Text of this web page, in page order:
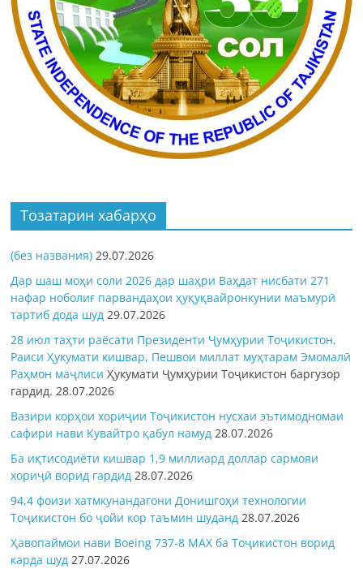
Тозатарин хабарҳо
(без названия) 29.07.2026
Дар шаш моҳи соли 2026 дар шаҳри Ваҳдат нисбати 271
нафар ноболиғ парвандаҳои ҳуқуқвайронкунии маъмурӣ
тартиб дода шуд 29.07.2026
28 июл таҳти раёсати Президенти Ҷумҳурии Тоҷикистон,
Раиси Ҳукумати кишвар, Пешвои миллат муҳтарам Эмомалӣ
Раҳмон маҷлисиҲукумати Ҷумҳурии Тоҷикистон баргузор
гардид.28.07.2026
Вазири корҳои хориҷии Тоҷикистон нусхаи эътимодномаи
сафири нави Кувайтро қабул намуд 28.07.2026
Ба иқтисодиёти кишвар 1,9 миллиард доллар сармояи
хориҷӣ ворид гардид 28.07.2026
94,4 фоизи хатмкунандагони Донишгоҳи технологии
Тоҷикистон бо ҷойи кор таъмин шуданд 28.07.2026
Ҳавопаймои нави Boeing 737-8 MAX ба Тоҷикистон ворид
карда шуд 27.07.2026